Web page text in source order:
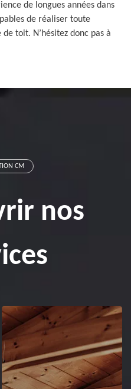
de longues années dans
de réaliser toute
toit. N’hésitez donc pas à
CM
nos